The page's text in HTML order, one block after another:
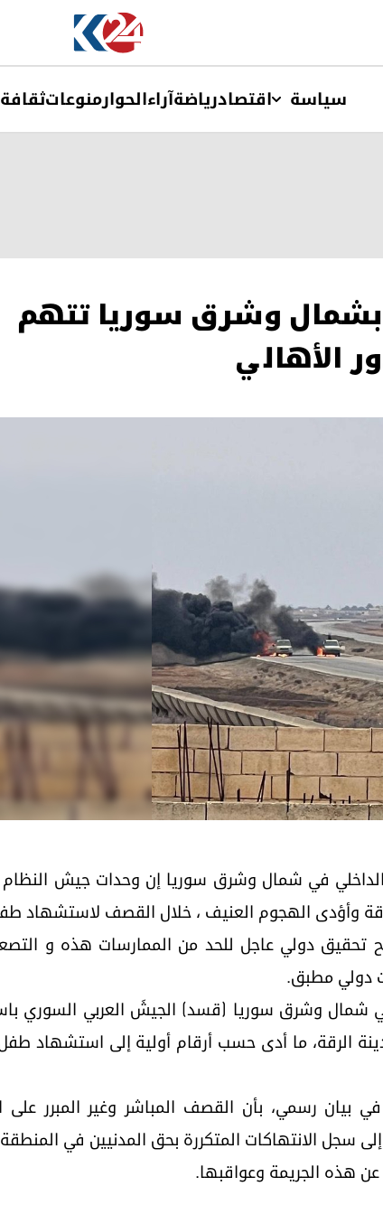
سیاسة اقتصادریاضةآراءالحوارمنوعات
بشمال وشرق سوريا تتهم
الأهالي
قوات الأمن الداخلي في شمال وشرق سوريا إن وحدات جيش
وأؤدى الهجوم العنيف ، خلال القصف لاستشهاد
تحقيق دولي عاجل للحد من الممارسات هذه و
دولي مطبق.
شمال وشرق سوريا (قسد) الجيشَ العربي السوري
الرقة، ما أدى حسب أرقام أولية إلى استشهاد
في بيان رسمي، بأن القصف المباشر وغير المبرر
سجل الانتهاكات المتكررة بحق المدنيين في
هذه الجريمة وعواقبها.